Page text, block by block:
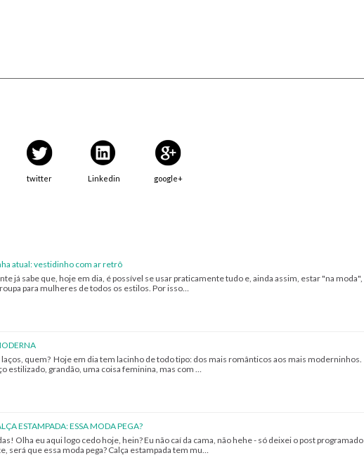
twitter Linkedin google+
atual: vestidinho com ar retrô
já sabe que, hoje em dia, é possível se usar praticamente tudo e, ainda assim, estar "na moda",
para mulheres de todos os estilos. Por isso…
quem? Hoje em dia tem lacinho de todo tipo: dos mais românticos aos mais moderninhos.
estilizado, grandão, uma coisa feminina, mas com …
ESTAMPADA: ESSA MODA PEGA?
Olha eu aqui logo cedo hoje, hein? Eu não caí da cama, não hehe - só deixei o post programado
será que essa moda pega? Calça estampada tem mu…